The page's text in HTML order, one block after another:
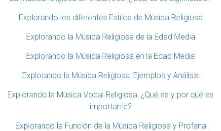
Explorando los diferentes Estilos de Música Religiosa
Explorando la Música Religiosa de la Edad Media
Explorando la Música Religiosa en la Edad Media
Explorando la Música Religiosa: Ejemplos y Análisis
Explorando la Música Vocal Religiosa: ¿Qué es y por qué es
importante?
Explorando la Función de la Música Religiosa y Profana